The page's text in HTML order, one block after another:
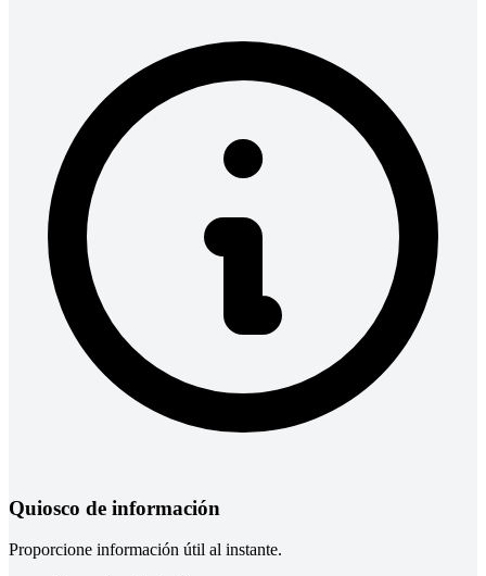
Quiosco de información
Proporcione información útil al instante.